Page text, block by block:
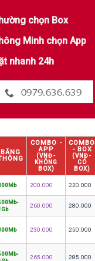
chọn Box
Minh chọn App
nhanh 24h
0979.636.639
BĂNG
COMBO -
APP
(VNĐ-
KHÔNG
BOX)
COMBO
- BOX
(VNĐ-
CÓ
BOX)
200.000 220.000
260.000 280.000
230.000 250.000
265.000 285.000